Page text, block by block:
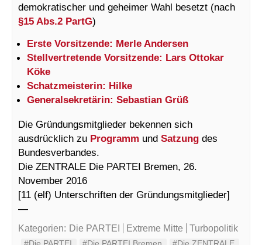
demokratischer und geheimer Wahl besetzt (nach
§15 Abs.2 PartG)
Erste Vorsitzende: Merle Andersen
Stellvertretende Vorsitzende: Lars Ottokar
Köke
Schatzmeisterin: Hilke
Generalsekretärin: Sebastian Grüß
Die Gründungsmitglieder bekennen sich
ausdrücklich zu Programm und Satzung des
Bundesverbandes.
Die ZENTRALE Die PARTEI Bremen, 26.
November 2016
[11 (elf) Unterschriften der Gründungsmitglieder]
—
Kategorien: Die PARTEI Extreme Mitte Turbopolitik
#Die PARTEI #Die PARTEI Bremen
#Die ZENTRALE